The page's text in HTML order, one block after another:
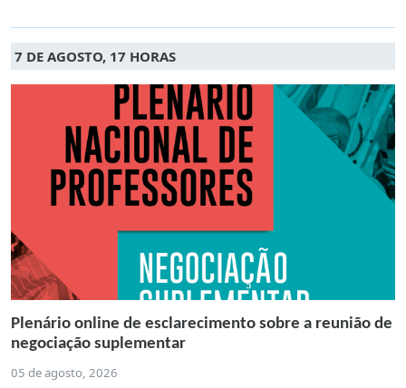
7 DE AGOSTO, 17 HORAS
Plenário online de esclarecimento sobre a reunião de
negociação suplementar
05 de agosto, 2026